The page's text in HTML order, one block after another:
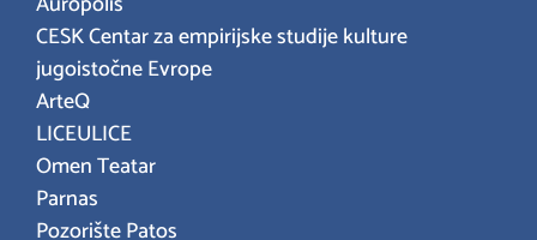
CESK Centar za empirijske studije kulture
jugoistočne Evrope
ArteQ
LICEULICE
Omen Teatar
Parnas
Pozorište Patos